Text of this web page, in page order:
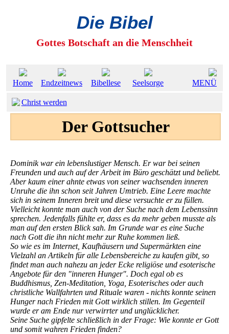
Die Bibel
Gottes Botschaft an die Menschheit
Home Endzeitnews Bibellese Seelsorge MENÜ
Christ werden
Der Gottsucher
Dominik war ein lebenslustiger Mensch. Er war bei seinen
Freunden und auch auf der Arbeit im Büro geschätzt und beliebt.
Aber kaum einer ahnte etwas von seiner wachsenden inneren
Unruhe die ihn schon seit Jahren Umtrieb. Eine Leere machte
sich in seinem Inneren breit und diese versuchte er zu füllen.
Vielleicht konnte man auch von der Suche nach dem Lebenssinn
sprechen. Jedenfalls fühlte er, dass es da mehr geben musste als
man auf den ersten Blick sah. Im Grunde war es eine Suche
nach Gott die ihn nicht mehr zur Ruhe kommen ließ.
So wie es im Internet, Kaufhäusern und Supermärkten eine
Vielzahl an Artikeln für alle Lebensbereiche zu kaufen gibt, so
findet man auch nahezu an jeder Ecke religiöse und esoterische
Angebote für den "inneren Hunger". Doch egal ob es
Buddhismus, Zen-Meditation, Yoga, Esoterisches oder auch
christliche Wallfahrten und Rituale waren - nichts konnte seinen
Hunger nach Frieden mit Gott wirklich stillen. Im Gegenteil
wurde er am Ende nur verwirrter und unglücklicher.
Seine Suche gipfelte schließlich in der Frage: Wie konnte er Gott
und somit wahren Frieden finden?